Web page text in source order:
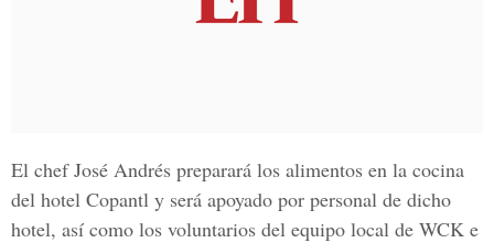
El chef José Andrés preparará los alimentos en la cocina
del hotel Copantl y será apoyado por personal de dicho
hotel, así como los voluntarios del equipo local de WCK e